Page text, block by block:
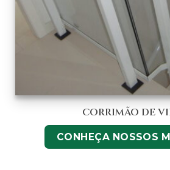
CORRIMÃO DE
CONHEÇA NOSSOS